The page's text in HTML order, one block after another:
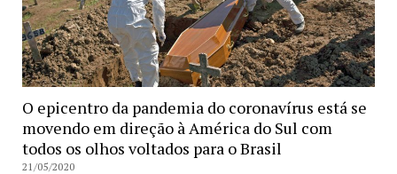
O epicentro da pandemia do coronavírus está se
movendo em direção à América do Sul com
todos os olhos voltados para o Brasil
21/05/2020